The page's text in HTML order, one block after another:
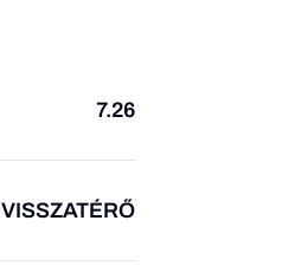
7.26
VISSZATÉRŐ